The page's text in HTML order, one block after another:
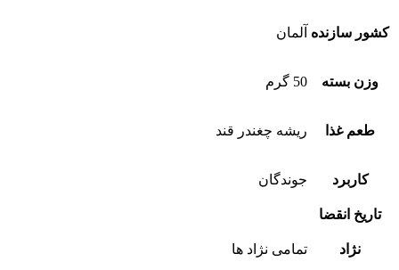
کشور سازنده آلمان
وزن بسته 50 گرم
طعم غذا ریشه چغندر قند
کاربرد جوندگان
تاریخ انقضا
نژاد تمامی نژاد ها